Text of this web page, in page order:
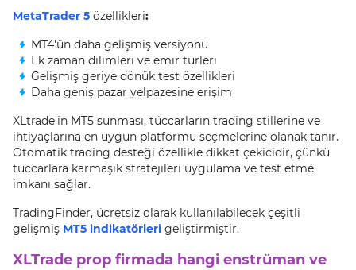
MetaTrader 5 özellikleri:
MT4'ün daha gelişmiş versiyonu
Ek zaman dilimleri ve emir türleri
Gelişmiş geriye dönük test özellikleri
Daha geniş pazar yelpazesine erişim
XLtrade'in MT5 sunması, tüccarların trading stillerine ve
ihtiyaçlarına en uygun platformu seçmelerine olanak tanır.
Otomatik trading desteği özellikle dikkat çekicidir, çünkü
tüccarlara karmaşık stratejileri uygulama ve test etme
imkanı sağlar.
TradingFinder, ücretsiz olarak kullanılabilecek çeşitli
gelişmiş MT5 indikatörleri geliştirmiştir.
XLTrade prop firmada hangi enstrüman ve